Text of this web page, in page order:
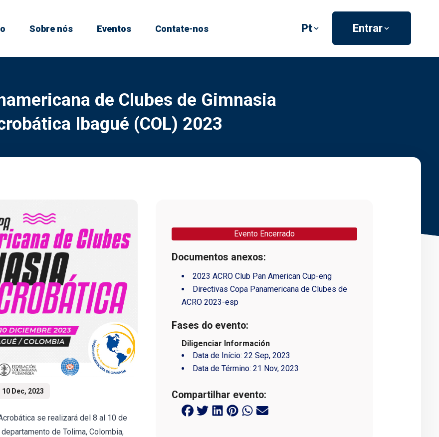
Sobre nós Eventos Contate-nos Pt Entrar
de Clubes de Gimnasia
Ibagué (COL) 2023
Dec, 2023
se realizará del 8 al 10 de
de Tolima, Colombia,
Evento Encerrado
Documentos anexos:
2023 ACRO Club Pan American Cup-eng
Directivas Copa Panamericana de Clubes de
ACRO 2023-esp
Fases do evento:
Diligenciar Información
Data de Início: 22 Sep, 2023
Data de Término: 21 Nov, 2023
Compartilhar evento: